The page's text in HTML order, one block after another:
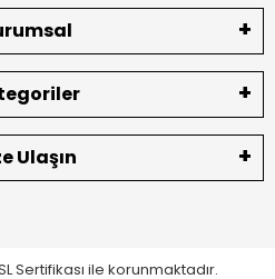
Ulaşın
Sertifikası ile korunmaktadır.